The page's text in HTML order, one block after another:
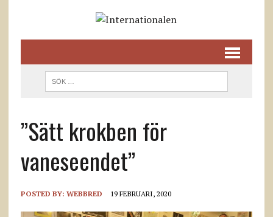
”Sätt krokben för
vaneseendet”
POSTED BY: WEBBRED 19 FEBRUARI, 2020